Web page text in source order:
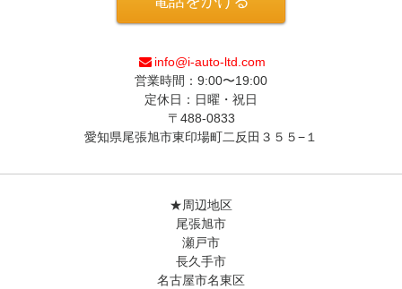
info@i-auto-ltd.com
営業時間：9:00〜19:00
定休日：日曜・祝日
〒488-0833
愛知県尾張旭市東印場町二反田３５５−１
★周辺地区
尾張旭市
瀬戸市
長久手市
名古屋市名東区